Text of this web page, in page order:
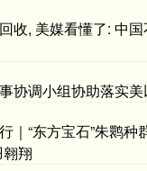
收, 美媒看懂了: 中
协调小组协助落实
｜“东方宝石”朱鹮种
翔